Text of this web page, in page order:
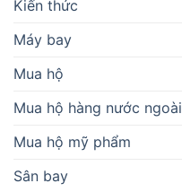
Kiến thức
Máy bay
Mua hộ
Mua hộ hàng nước ngoài
Mua hộ mỹ phẩm
Sân bay